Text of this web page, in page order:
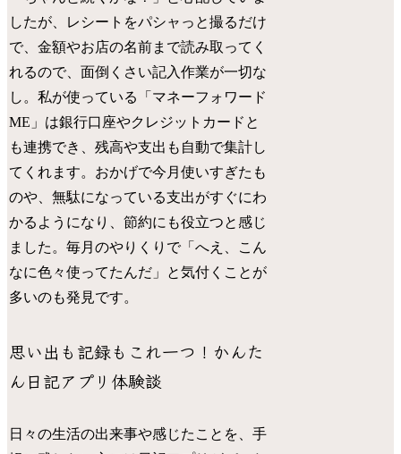
したが、レシートをパシャっと撮るだけ
で、金額やお店の名前まで読み取ってく
れるので、面倒くさい記入作業が一切な
し。私が使っている「マネーフォワード
ME」は銀行口座やクレジットカードと
も連携でき、残高や支出も自動で集計し
てくれます。おかげで今月使いすぎたも
のや、無駄になっている支出がすぐにわ
かるようになり、節約にも役立つと感じ
ました。毎月のやりくりで「へえ、こん
なに色々使ってたんだ」と気付くことが
多いのも発見です。
思い出も記録もこれ一つ！かんた
ん日記アプリ体験談
日々の生活の出来事や感じたことを、手